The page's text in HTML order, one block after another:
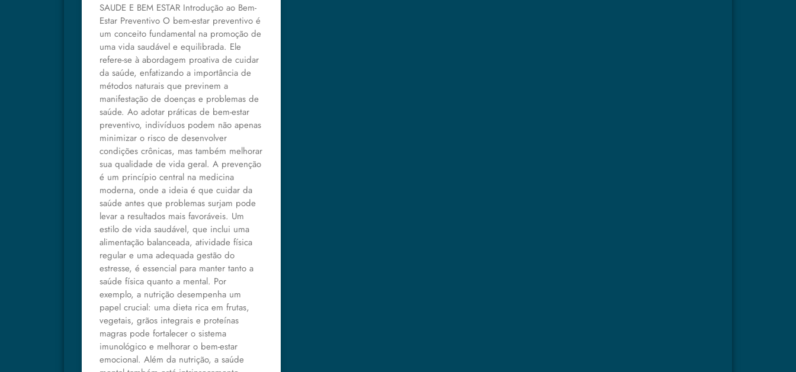
SAUDE E BEM ESTAR Introdução ao Bem-
Estar Preventivo O bem-estar preventivo é
um conceito fundamental na promoção de
uma vida saudável e equilibrada. Ele
refere-se à abordagem proativa de cuidar
da saúde, enfatizando a importância de
métodos naturais que previnem a
manifestação de doenças e problemas de
saúde. Ao adotar práticas de bem-estar
preventivo, indivíduos podem não apenas
minimizar o risco de desenvolver
condições crônicas, mas também melhorar
sua qualidade de vida geral. A prevenção
é um princípio central na medicina
moderna, onde a ideia é que cuidar da
saúde antes que problemas surjam pode
levar a resultados mais favoráveis. Um
estilo de vida saudável, que inclui uma
alimentação balanceada, atividade física
regular e uma adequada gestão do
estresse, é essencial para manter tanto a
saúde física quanto a mental. Por
exemplo, a nutrição desempenha um
papel crucial: uma dieta rica em frutas,
vegetais, grãos integrais e proteínas
magras pode fortalecer o sistema
imunológico e melhorar o bem-estar
emocional. Além da nutrição, a saúde